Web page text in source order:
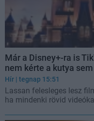
Már a Disney+-ra is
nem kérte a kutya sem
Hír | tegnap 15:51
Lassan felesleges lesz
ha mindenki rövid